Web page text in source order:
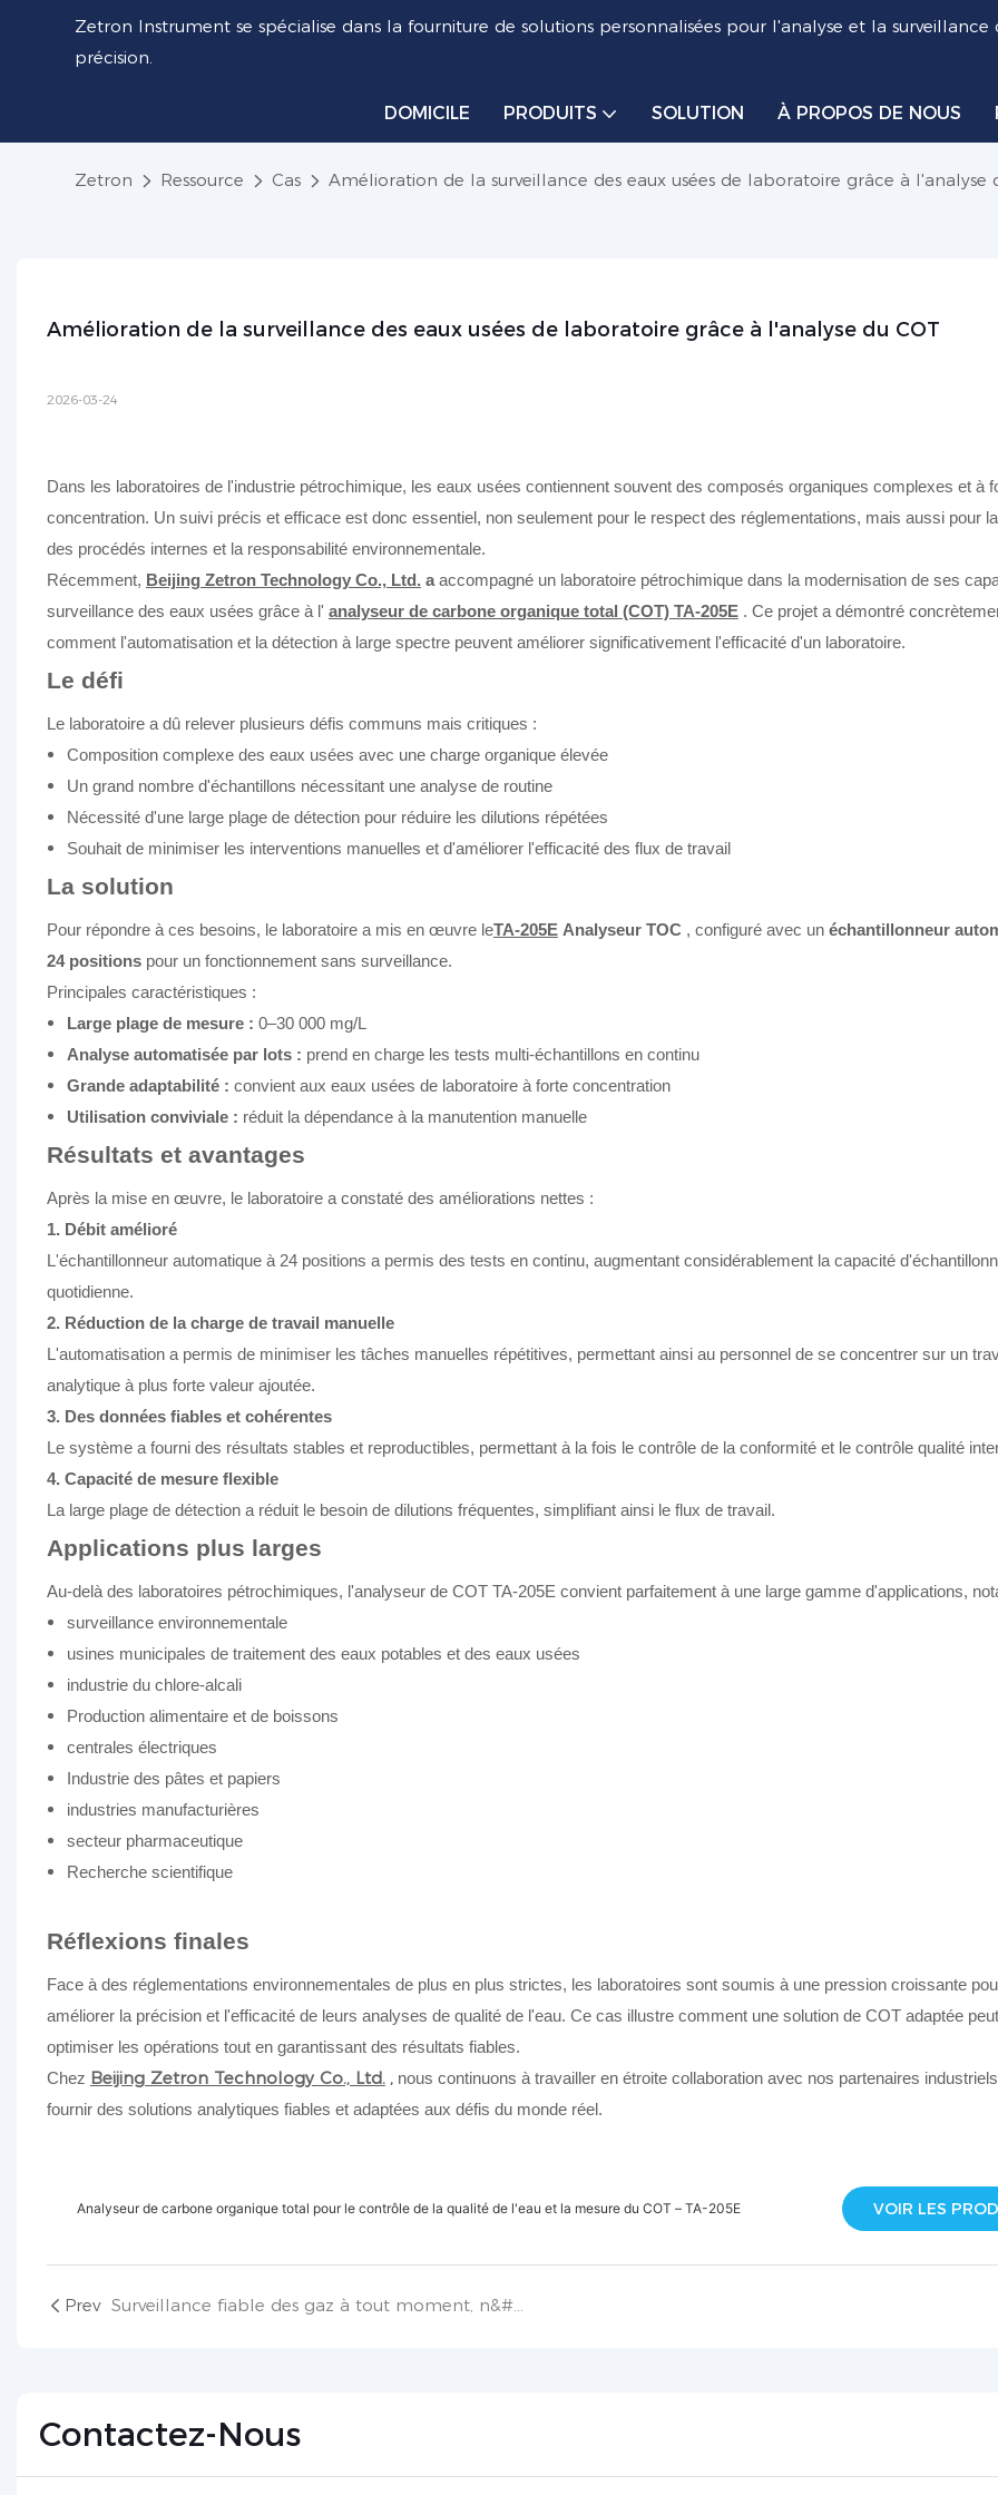
Zetron Instrument se spécialise dans la fourniture de solutions personnalisées pour l'analyse et la surveillance
précision.
DOMICILE PRODUITS SOLUTION À PROPOS DE NOUS
Zetron Ressource Cas Amélioration de la surveillance des eaux usées de laboratoire grâce à l'analyse
Amélioration de la surveillance des eaux usées de laboratoire grâce à l'analyse du COT
2026-03-24
Dans les laboratoires de l'industrie pétrochimique, les eaux usées contiennent souvent des composés organiques complexes et à
concentration. Un suivi précis et efficace est donc essentiel, non seulement pour le respect des réglementations, mais aussi pour
des procédés internes et la responsabilité environnementale.
Récemment, Beijing Zetron Technology Co., Ltd. aaccompagné un laboratoire pétrochimique dans la modernisation de ses
surveillance des eaux usées grâce à l' analyseur de carbone organique total (COT) TA-205E. Ce projet a démontré
comment l'automatisation et la détection à large spectre peuvent améliorer significativement l'efficacité d'un laboratoire.
Le défi
Le laboratoire a dû relever plusieurs défis communs mais critiques :
Composition complexe des eaux usées avec une charge organique élevée
Un grand nombre d'échantillons nécessitant une analyse de routine
Nécessité d'une large plage de détection pour réduire les dilutions répétées
Souhait de minimiser les interventions manuelles et d'améliorer l'efficacité des flux de travail
La solution
Pour répondre à ces besoins, le laboratoire a mis en œuvre leTA-205E Analyseur TOC , configuré avec un échantillonneur
24 positionspour un fonctionnement sans surveillance.
Principales caractéristiques :
Large plage de mesure : 0–30 000 mg/L
Analyse automatisée par lots : prend en charge les tests multi-échantillons en continu
Grande adaptabilité : convient aux eaux usées de laboratoire à forte concentration
Utilisation conviviale : réduit la dépendance à la manutention manuelle
Résultats et avantages
Après la mise en œuvre, le laboratoire a constaté des améliorations nettes :
1. Débit amélioré
L'échantillonneur automatique à 24 positions a permis des tests en continu, augmentant considérablement la capacité
quotidienne.
2. Réduction de la charge de travail manuelle
L'automatisation a permis de minimiser les tâches manuelles répétitives, permettant ainsi au personnel de se concentrer sur un
analytique à plus forte valeur ajoutée.
3. Des données fiables et cohérentes
Le système a fourni des résultats stables et reproductibles, permettant à la fois le contrôle de la conformité et le contrôle qualité
4. Capacité de mesure flexible
La large plage de détection a réduit le besoin de dilutions fréquentes, simplifiant ainsi le flux de travail.
Applications plus larges
Au-delà des laboratoires pétrochimiques, l'analyseur de COT TA-205E convient parfaitement à une large gamme d'applications,
surveillance environnementale
usines municipales de traitement des eaux potables et des eaux usées
industrie du chlore-alcali
Production alimentaire et de boissons
centrales électriques
Industrie des pâtes et papiers
industries manufacturières
secteur pharmaceutique
Recherche scientifique
Réflexions finales
Face à des réglementations environnementales de plus en plus strictes, les laboratoires sont soumis à une pression croissante
améliorer la précision et l'efficacité de leurs analyses de qualité de l'eau. Ce cas illustre comment une solution de COT adaptée peut
optimiser les opérations tout en garantissant des résultats fiables.
Chez Beijing Zetron Technology Co., Ltd. ,nous continuons à travailler en étroite collaboration avec nos partenaires
fournir des solutions analytiques fiables et adaptées aux défis du monde réel.
Analyseur de carbone organique total pour le contrôle de la qualité de l'eau et la mesure du COT – TA-205E VOIR LES
Prev
Contactez-Nous